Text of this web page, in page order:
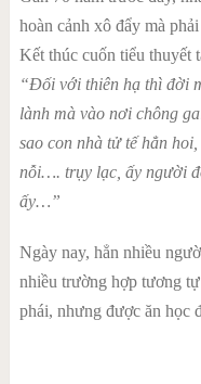
hoàn cảnh xô đẩy mà
Kết thúc cuốn tiểu thuyết
“Đối với thiên hạ thì đời
lành mà vào nơi chông
sao con nhà tử tế hẳn
nỗi…. trụy lạc, ấy người
ấy…”
Ngày nay, hẳn nhiều
nhiều trường hợp tương
phái, nhưng được ăn học